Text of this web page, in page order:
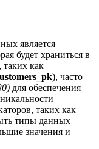
является
будет храниться в
как
), часто
для обеспечения
таких как
типы данных
значения и